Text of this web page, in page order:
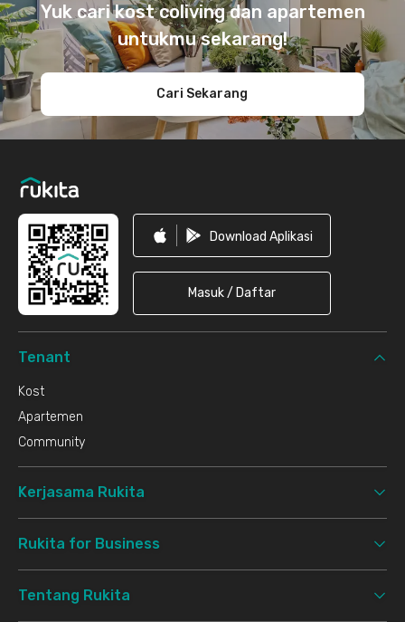
Yuk cari kost coliving dan apartemen
untukmu sekarang!
Cari Sekarang
Download Aplikasi
Masuk / Daftar
Tenant
Kost
Apartemen
Community
Kerjasama Rukita
Rukita for Business
Tentang Rukita